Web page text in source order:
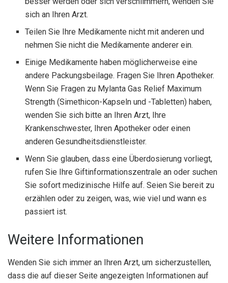
sich an Ihren Arzt.
Teilen Sie Ihre Medikamente nicht mit anderen und
nehmen Sie nicht die Medikamente anderer ein.
Einige Medikamente haben möglicherweise eine
andere Packungsbeilage. Fragen Sie Ihren Apotheker.
Wenn Sie Fragen zu Mylanta Gas Relief Maximum
Strength (Simethicon-Kapseln und -Tabletten) haben,
wenden Sie sich bitte an Ihren Arzt, Ihre
Krankenschwester, Ihren Apotheker oder einen
anderen Gesundheitsdienstleister.
Wenn Sie glauben, dass eine Überdosierung vorliegt,
rufen Sie Ihre Giftinformationszentrale an oder suchen
Sie sofort medizinische Hilfe auf. Seien Sie bereit zu
erzählen oder zu zeigen, was, wie viel und wann es
passiert ist.
Weitere Informationen
Wenden Sie sich immer an Ihren Arzt, um sicherzustellen,
dass die auf dieser Seite angezeigten Informationen auf